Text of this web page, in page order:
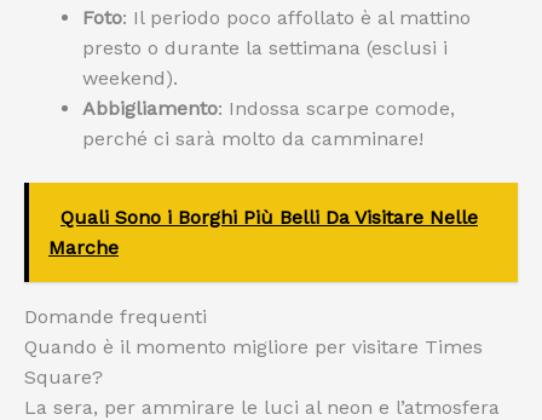
Foto: Il periodo poco affollato è al mattino
presto o durante la settimana (esclusi i
weekend).
Abbigliamento: Indossa scarpe comode,
perché ci sarà molto da camminare!
Quali Sono i Borghi Più Belli Da Visitare Nelle
Marche
Domande frequenti
Quando è il momento migliore per visitare Times
Square?
La sera, per ammirare le luci al neon e l’atmosfera